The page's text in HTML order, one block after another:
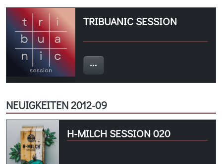
TRIBUANIC SESSION
NEUIGKEITEN 2012-09
H-MILCH SESSION 020